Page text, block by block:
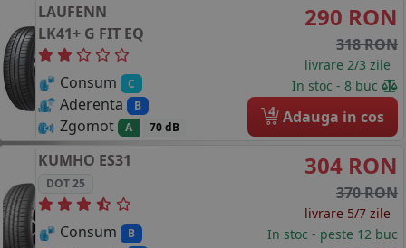
LAUFENN
LK41+ G FIT EQ
Consum C
Aderenta B
Zgomot A 70 dB
290 RON
318 RON
livrare 2/3 zile
In stoc - 8 buc
4 Adauga in cos
KUMHO ES31
DOT 25
Consum B
304 RON
370 RON
livrare 5/7 zile
In stoc - peste 12 buc